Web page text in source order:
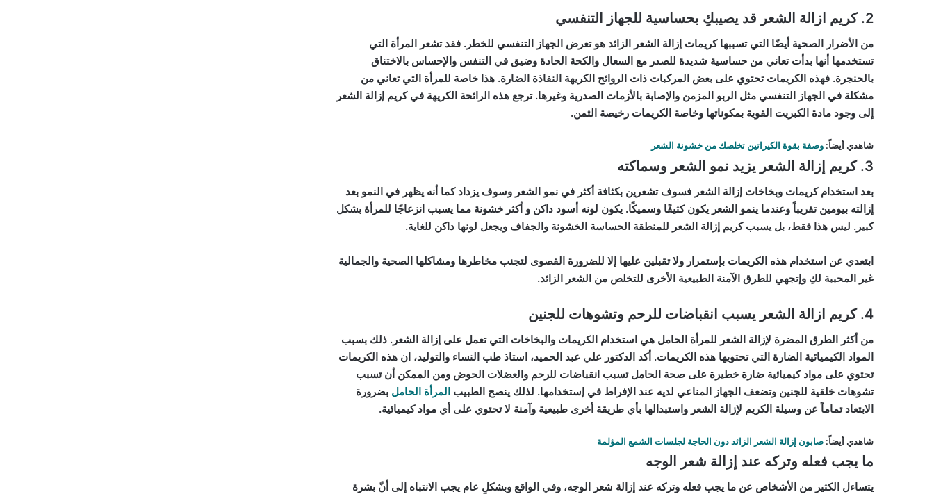
2. كريم ازالة الشعر قد يصيبكِ بحساسية للجهاز التنفسي
من الأضرار الصحية أيضًا التي تسببها كريمات إزالة الشعر الزائد هو تعرض الجهاز التنفسي للخطر. فقد تشعر المرأة التي
تستخدمها أنها بدأت تعاني من حساسية شديدة للصدر مع السعال والكحة الحادة وضيق في التنفس والإحساس بالاختناق
بالحنجرة. فهذه الكريمات تحتوي على بعض المركبات ذات الروائح الكريهة النفاذة الضارة. هذا خاصة للمرأة التي تعاني من
مشكلة في الجهاز التنفسي مثل الربو المزمن والإصابة بالأزمات الصدرية وغيرها. ترجع هذه الرائحة الكريهة في كريم إزالة الشعر
إلى وجود مادة الكبريت القوية بمكوناتها وخاصة الكريمات رخيصة الثمن.
شاهدي أيضاً: وصفة بقوة الكيراتين تخلصك من خشونة الشعر
3. كريم إزالة الشعر يزيد نمو الشعر وسماكته
بعد استخدام كريمات وبخاخات إزالة الشعر فسوف تشعرين بكثافة أكثر في نمو الشعر وسوف يزداد كما أنه يظهر في النمو بعد
إزالته بيومين تقريباً وعندما ينمو الشعر يكون كثيفًا وسميكًا. يكون لونه أسود داكن و أكثر خشونة مما يسبب انزعاجًا للمرأة بشكل
كبير. ليس هذا فقط، بل يسبب كريم إزالة الشعر للمنطقة الحساسة الخشونة والجفاف ويجعل لونها داكن للغاية.
ابتعدي عن استخدام هذه الكريمات بإستمرار ولا تقبلين عليها إلا للضرورة القصوى لتجنب مخاطرها ومشاكلها الصحية والجمالية
غير المحببة لكِ وإتجهي للطرق الآمنة الطبيعية الأخرى للتخلص من الشعر الزائد.
4. كريم ازالة الشعر يسبب انقباضات للرحم وتشوهات للجنين
من أكثر الطرق المضرة لإزالة الشعر للمرأة الحامل هي استخدام الكريمات والبخاخات التي تعمل على إزالة الشعر. ذلك بسبب
المواد الكيميائية الضارة التي تحتويها هذه الكريمات. أكد الدكتور علي عبد الحميد، استاذ طب النساء والتوليد، ان هذه الكريمات
تحتوي على مواد كيميائية ضارة خطيرة على صحة الحامل تسبب انقباضات للرحم والعضلات الحوض ومن الممكن أن تسبب
تشوهات خلقية للجنين وتضعف الجهاز المناعي لديه عند الإفراط في إستخدامها. لذلك ينصح الطبيب المرأة الحامل بضرورة
الابتعاد تماماً عن وسيلة الكريم لإزالة الشعر واستبدالها بأي طريقة أخرى طبيعية وآمنة لا تحتوي على أي مواد كيميائية.
شاهدي أيضاً: صابون إزالة الشعر الزائد دون الحاجة لجلسات الشمع المؤلمة
ما يجب فعله وتركه عند إزالة شعر الوجه
يتساءل الكثير من الأشخاص عن ما يجب فعله وتركه عند إزالة شعر الوجه، وفي الواقع وبشكلٍ عام يجب الانتباه إلى أنّ بشرة